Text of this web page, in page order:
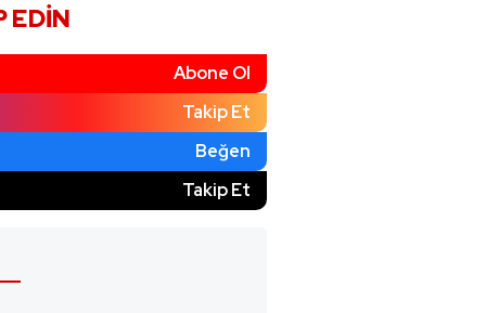
EDIN
Abone Ol
Takip Et
Beğen
Takip Et